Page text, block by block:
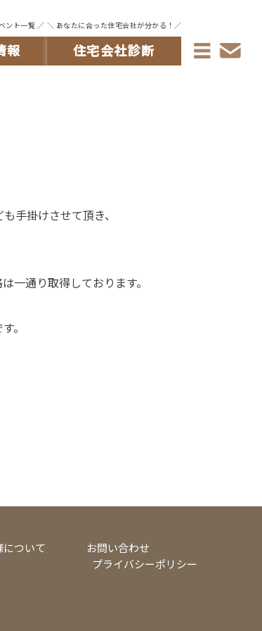
ント一覧 ／
報
＼ あなたに合った住宅会社が分かる！／
住宅会社診断
手掛けさせて頂き、
一通り取得しております。
。
ついて
お問い合わせ
プライバシーポリシー